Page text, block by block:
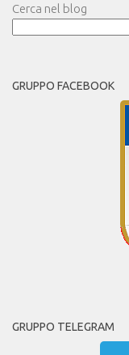
Cerca nel blog
GRUPPO FACEBOOK
GRUPPO TELEGRAM